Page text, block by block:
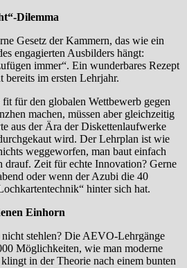
Dilemma
Gesetz der Kammern, das wie ein
engagierten Ausbilders hängt:
immer“. Ein wunderbares Rezept
im ersten Lehrjahr.
für den globalen Wettbewerb gegen
machen, müssen aber gleichzeitig
aus der Ära der Diskettenlaufwerke
wird. Der Lehrplan ist wie
weggeworfen, man baut einfach
drauf. Zeit für echte Innovation? Gerne
oder wenn der Azubi die 40
hinter sich hat.
Einhorn
stehlen? Die AEVO-Lehrgänge
Möglichkeiten, wie man moderne
in der Theorie nach einem bunten